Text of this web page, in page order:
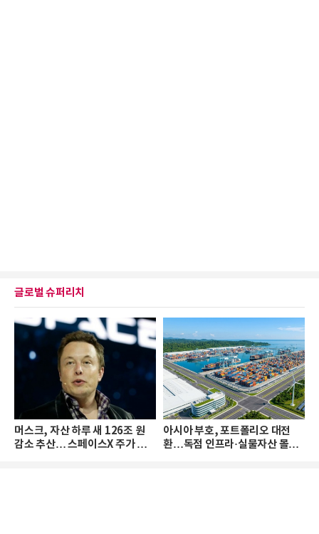
글로벌 슈퍼리치
머스크, 자산 하루 새 126조 원
감소 추산… 스페이스X 주가 하
아시아 부호, 포트폴리오 대전
환…독점 인프라·실물자산 몰린